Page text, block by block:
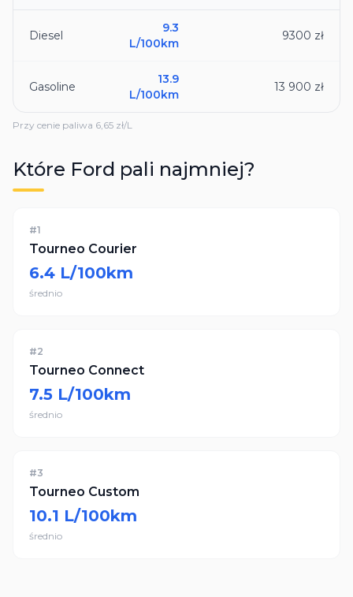
Diesel
9.3
L/100km
9300 zł
Gasoline
13.9
L/100km
13 900 zł
Przy cenie paliwa 6,65 zł/L
Które Ford pali najmniej?
#1
Tourneo Courier
6.4 L/100km
średnio
#2
Tourneo Connect
7.5 L/100km
średnio
#3
Tourneo Custom
10.1 L/100km
średnio